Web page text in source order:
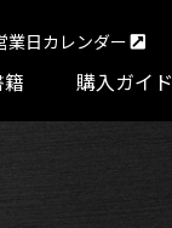
購入ガイド
業日カレンダー